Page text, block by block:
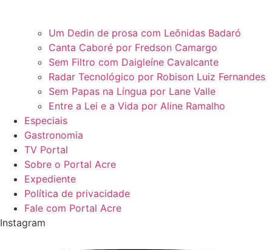
Um Dedin de prosa com Leônidas Badaró
Canta Caboré por Fredson Camargo
Sem Filtro com Daigleíne Cavalcante
Radar Tecnológico por Robison Luiz Fernandes
Sem Papas na Língua por Lane Valle
Entre a Lei e a Vida por Aline Ramalho
Especiais
Gastronomia
TV Portal
Sobre o Portal Acre
Expediente
Política de privacidade
Fale com Portal Acre
Instagram